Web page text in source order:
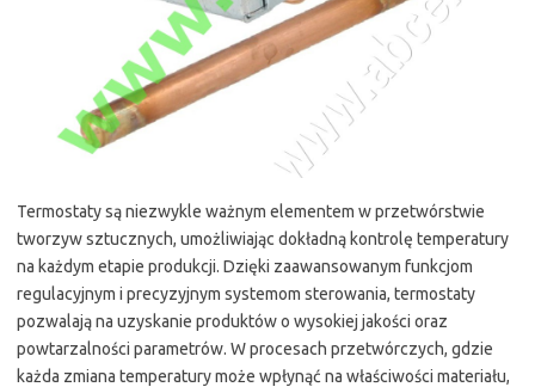
Termostaty są niezwykle ważnym elementem w przetwórstwie
tworzyw sztucznych, umożliwiając dokładną kontrolę temperatury
na każdym etapie produkcji. Dzięki zaawansowanym funkcjom
regulacyjnym i precyzyjnym systemom sterowania, termostaty
pozwalają na uzyskanie produktów o wysokiej jakości oraz
powtarzalności parametrów. W procesach przetwórczych, gdzie
każda zmiana temperatury może wpłynąć na właściwości materiału,